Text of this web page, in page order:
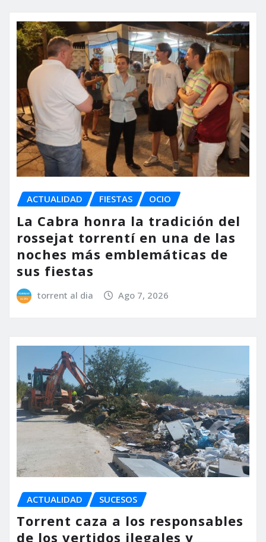
ACTUALIDAD FIESTAS OCIO
La Cabra honra la tradición del
rossejat torrentí en una de las
noches más emblemáticas de
sus fiestas
torrent al dia Ago 7, 2026
ACTUALIDAD SUCESOS
Torrent caza a los responsables
de los vertidos ilegales y